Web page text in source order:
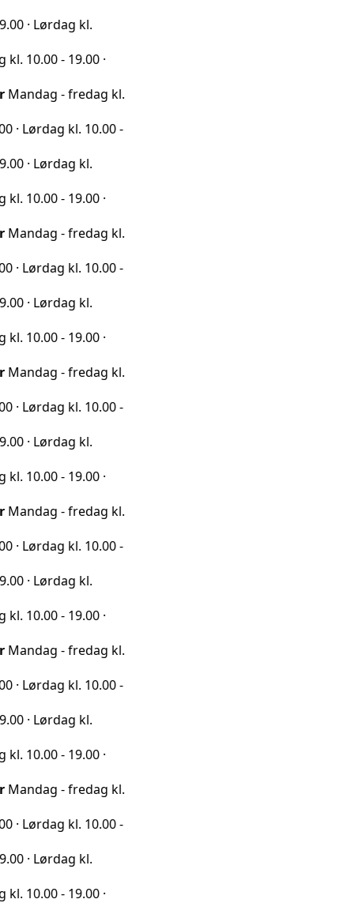
kl.
- 19.00 ·
- fredag kl.
kl. 10.00 -
kl.
- 19.00 ·
- fredag kl.
kl. 10.00 -
kl.
- 19.00 ·
- fredag kl.
kl. 10.00 -
kl.
- 19.00 ·
- fredag kl.
kl. 10.00 -
kl.
- 19.00 ·
- fredag kl.
kl. 10.00 -
kl.
- 19.00 ·
- fredag kl.
kl. 10.00 -
kl.
- 19.00 ·